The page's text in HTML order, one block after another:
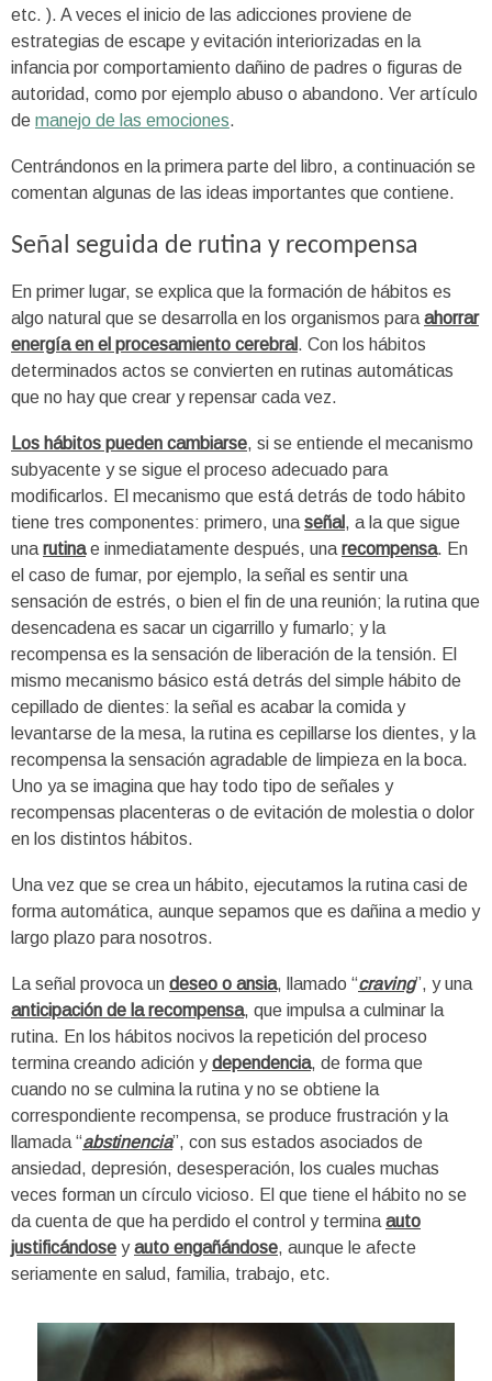
etc. ). A veces el inicio de las adicciones proviene de
estrategias de escape y evitación interiorizadas en la
infancia por comportamiento dañino de padres o figuras de
autoridad, como por ejemplo abuso o abandono. Ver artículo
de manejo de las emociones.
Centrándonos en la primera parte del libro, a continuación se
comentan algunas de las ideas importantes que contiene.
Señal seguida de rutina y recompensa
En primer lugar, se explica que la formación de hábitos es
algo natural que se desarrolla en los organismos para ahorrar
energía en el procesamiento cerebral. Con los hábitos
determinados actos se convierten en rutinas automáticas
que no hay que crear y repensar cada vez.
Los hábitos pueden cambiarse, si se entiende el mecanismo
subyacente y se sigue el proceso adecuado para
modificarlos. El mecanismo que está detrás de todo hábito
tiene tres componentes: primero, una señal, a la que sigue
una rutinae inmediatamente después, una recompensa. En
el caso de fumar, por ejemplo, la señal es sentir una
sensación de estrés, o bien el fin de una reunión; la rutina que
desencadena es sacar un cigarrillo y fumarlo; y la
recompensa es la sensación de liberación de la tensión. El
mismo mecanismo básico está detrás del simple hábito de
cepillado de dientes: la señal es acabar la comida y
levantarse de la mesa, la rutina es cepillarse los dientes, y la
recompensa la sensación agradable de limpieza en la boca.
Uno ya se imagina que hay todo tipo de señales y
recompensas placenteras o de evitación de molestia o dolor
en los distintos hábitos.
Una vez que se crea un hábito, ejecutamos la rutina casi de
forma automática, aunque sepamos que es dañina a medio y
largo plazo para nosotros.
La señal provoca un deseo o ansia, llamado “craving”, y una
anticipación de la recompensa, que impulsa a culminar la
rutina. En los hábitos nocivos la repetición del proceso
termina creando adición ydependencia, de forma que
cuando no se culmina la rutina y no se obtiene la
correspondiente recompensa, se produce frustración y la
llamada “abstinencia”, con sus estados asociados de
ansiedad, depresión, desesperación, los cuales muchas
veces forman un círculo vicioso. El que tiene el hábito no se
da cuenta de que ha perdido el control y termina auto
justificándose yauto engañándose, aunque le afecte
seriamente en salud, familia, trabajo, etc.